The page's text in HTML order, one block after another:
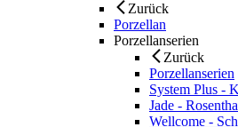
Zurück
Porzellan
Porzellanserien
Zurück
Porzellanserien
System Plus -
Jade -
Wellcome -